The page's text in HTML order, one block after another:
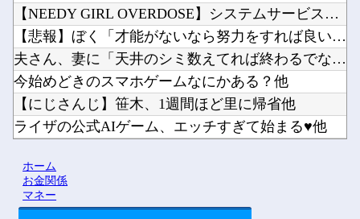
【NEEDY GIRL OVERDOSE】システムサービス「...
【悲報】ぼく「才能がないなら努力をすれば良いじゃない」お前ら...
夫さん、妻に「天井のシミ数えてれば終わるでな」と押し倒されて...
今始めどきのスマホゲームなにかある？他
【にじさんじ】笹木、1週間ほど里に帰省他
ライザの公式AIゲーム、エッチすぎて始まる♥他
ホーム
お金関係
マネー